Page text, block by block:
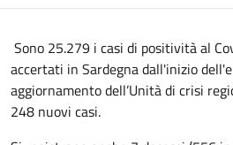
Sono 25.279 i casi di positività al
accertati in Sardegna dall'inizio
aggiornamento dell’Unità di crisi
248 nuovi casi.